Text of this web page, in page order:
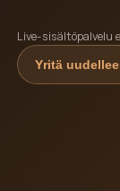
Live-sisältöpalvelu
Yritä